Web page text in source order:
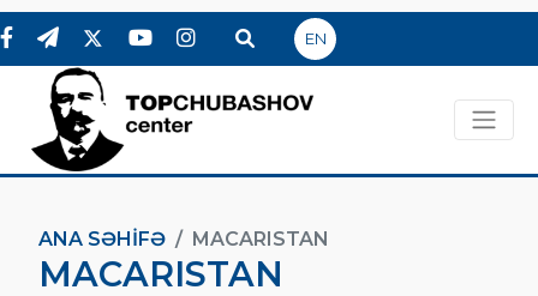
EN
ANA SƏHIFƏ MACARISTAN
MACARISTAN